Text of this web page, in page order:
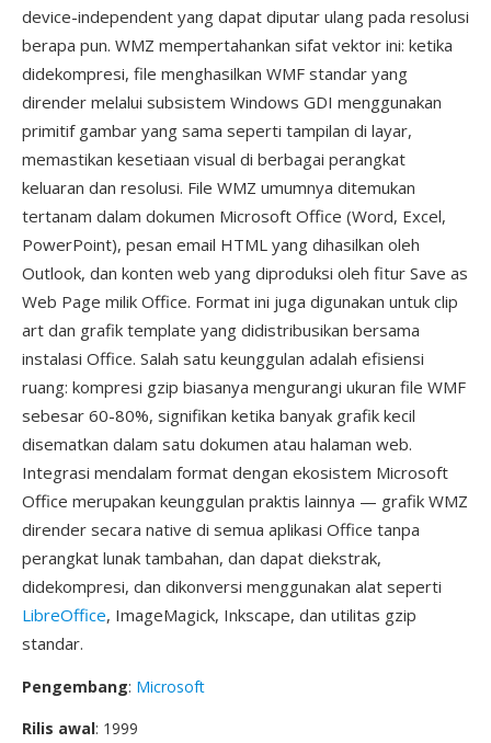
device-independent yang dapat diputar ulang pada resolusi
berapa pun. WMZ mempertahankan sifat vektor ini: ketika
didekompresi, file menghasilkan WMF standar yang
dirender melalui subsistem Windows GDI menggunakan
primitif gambar yang sama seperti tampilan di layar,
memastikan kesetiaan visual di berbagai perangkat
keluaran dan resolusi. File WMZ umumnya ditemukan
tertanam dalam dokumen Microsoft Office (Word, Excel,
PowerPoint), pesan email HTML yang dihasilkan oleh
Outlook, dan konten web yang diproduksi oleh fitur Save as
Web Page milik Office. Format ini juga digunakan untuk clip
art dan grafik template yang didistribusikan bersama
instalasi Office. Salah satu keunggulan adalah efisiensi
ruang: kompresi gzip biasanya mengurangi ukuran file WMF
sebesar 60-80%, signifikan ketika banyak grafik kecil
disematkan dalam satu dokumen atau halaman web.
Integrasi mendalam format dengan ekosistem Microsoft
Office merupakan keunggulan praktis lainnya — grafik WMZ
dirender secara native di semua aplikasi Office tanpa
perangkat lunak tambahan, dan dapat diekstrak,
didekompresi, dan dikonversi menggunakan alat seperti
LibreOffice, ImageMagick, Inkscape, dan utilitas gzip
standar.
Pengembang: Microsoft
Rilis awal: 1999